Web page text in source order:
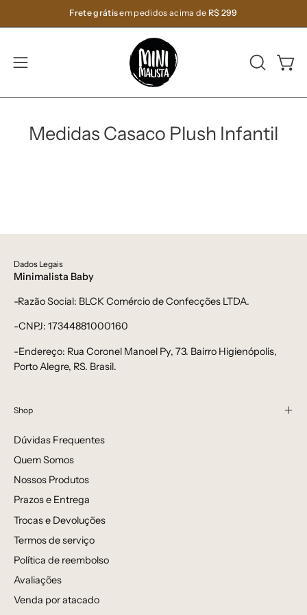
para
conteúdo
Frete grátisem pedidos acima de R$ 299
Abra
de
navegação
ABRA
Medidas Casaco Plush Infantil
Dados Legais
Minimalista Baby
-Razão Social: BLCK Comércio de Confecções LTDA.
-CNPJ: 17344881000160
-Endereço: Rua Coronel Manoel Py, 73. Bairro Higienópolis,
Porto Alegre, RS. Brasil.
Shop
Dúvidas Frequentes
Quem Somos
Nossos Produtos
Prazos e Entrega
Trocas e Devoluções
Termos de serviço
Política de reembolso
Avaliações
Venda por atacado